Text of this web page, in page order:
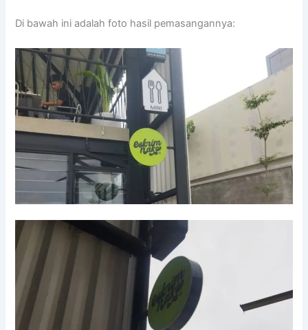
Di bawah ini adalah foto hasil pemasangannya: